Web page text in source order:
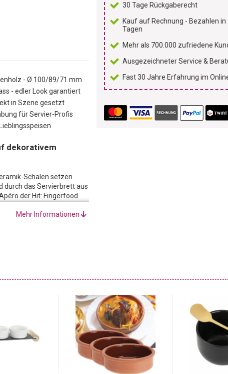
30 Tage Rückgaberecht
Kauf auf Rechnung - Bezahlen in
Tagen
Mehr als 700.000 zufriedene
Ausgezeichneter Service &
Fast 30 Jahre Erfahrung im
- Ø 100/89/71 mm
- edler Look garantiert
in Szene gesetzt
für Servier-Profis
dekorativem
Schalen setzen
durch das Servierbrett aus
der Hit: Fingerfood
Präsentieren von Tapas,
Mehr Informationen